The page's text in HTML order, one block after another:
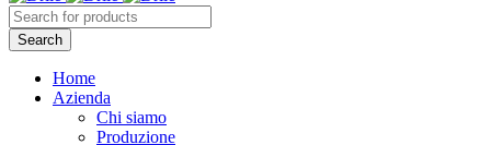
Home
Azienda
Chi siamo
Produzione